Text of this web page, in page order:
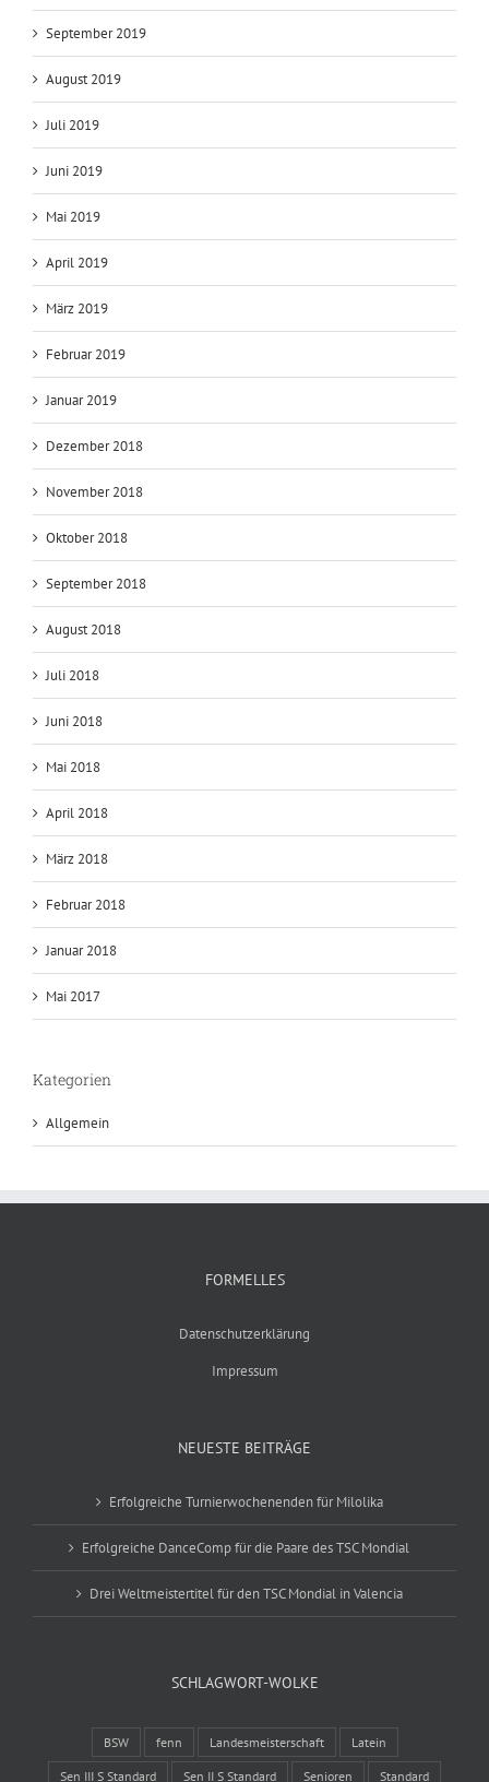
September 2019
August 2019
Juli 2019
Juni 2019
Mai 2019
April 2019
März 2019
Februar 2019
Januar 2019
Dezember 2018
November 2018
Oktober 2018
September 2018
August 2018
Juli 2018
Juni 2018
Mai 2018
April 2018
März 2018
Februar 2018
Januar 2018
Mai 2017
Kategorien
Allgemein
FORMELLES
Datenschutzerklärung
Impressum
NEUESTE BEITRÄGE
Erfolgreiche Turnierwochenenden für Milolika
Erfolgreiche DanceComp für die Paare des TSC Mondial
Drei Weltmeistertitel für den TSC Mondial in Valencia
SCHLAGWORT-WOLKE
BSW fenn Landesmeisterschaft Latein
Sen III S Standard Sen II S Standard Senioren Standard